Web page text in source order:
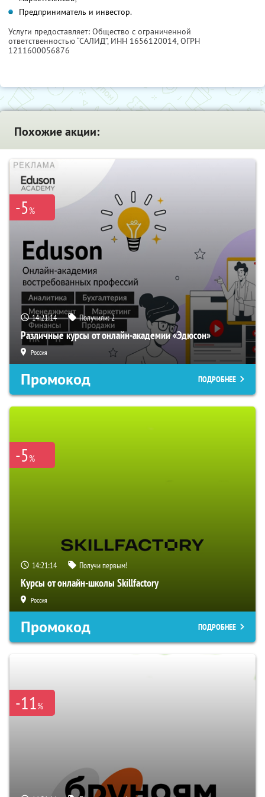
Предприниматель и инвестор.
Услуги предоставляет: Общество с ограниченной
ответственностью “САЛИД”, ИНН 1656120014, ОГРН
1211600056876
Похожие акции:
-5%
14:21:13 Получили:2
Различные курсы от онлайн-академии «Эдюсон»
Россия
Промокод ПОДРОБНЕЕ
-5%
14:21:13 Получи первым!
Курсы от онлайн-школы Skillfactory
Россия
Промокод ПОДРОБНЕЕ
-11%